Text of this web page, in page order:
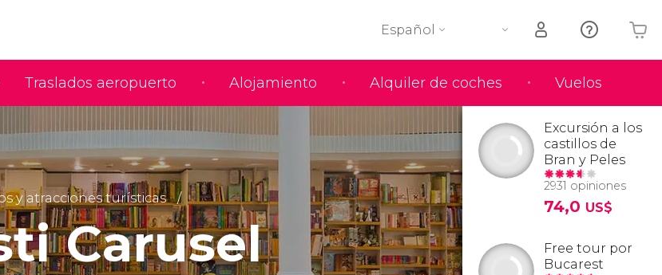
Traslados aeropuerto Alojamiento Alquiler de coches Vuelos
Español
Tu carrito está vacío
y atracciones turísticas
Carusel
Excursión a los
castillos de
Bran y Peles
2931 opiniones
74,0 US$
Free tour por
Bucarest